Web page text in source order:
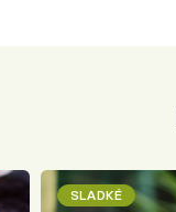
SLADKÉ